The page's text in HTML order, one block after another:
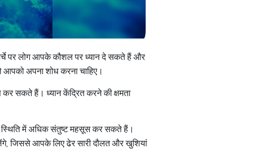
पर लोग आपके कौशल पर ध्यान दे सकते हैं और
आपको अपना शोध करना चाहिए।
सकते हैं। ध्यान केंद्रित करने की क्षमता
में अधिक संतुष्ट महसूस कर सकते हैं।
जिससे आपके लिए ढेर सारी दौलत और खुशियां